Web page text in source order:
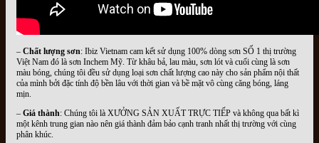
– Chất lượng sơn: Ibiz Vietnam cam kết sử dụng 100% dòng sơn SỐ 1 thị trường
Việt Nam đó là sơn Inchem Mỹ. Từ khâu bả, lau màu, sơn lót và cuối cùng là sơn
màu bóng, chúng tôi đều sử dụng loại sơn chất lượng cao này cho sản phẩm nội thất
của mình bởi đặc tính độ bền lâu với thời gian và bề mặt vô cùng căng bóng, láng
mịn.
– Giá thành: Chúng tôi là XƯỞNG SẢN XUẤT TRỰC TIẾP và không qua bất kì
một kênh trung gian nào nên giá thành đảm bảo cạnh tranh nhất thị trường với cùng
phân khúc.